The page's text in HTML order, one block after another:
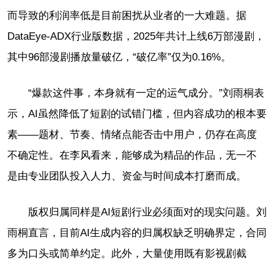
而导致的利润率低是目前困扰从业者的一大难题。据
DataEye-ADX行业版数据，2025年共计上线6万部漫剧，
其中96部漫剧播放量破亿，“破亿率”仅为0.16%。
“爆款这件事，本身就有一定的运气成分。”刘雨桐表
示，AI虽然降低了短剧的试错门槛，但内容成功的根本要
素——题材、节奏、情绪点能否击中用户，仍存在高度
不确定性。在李风看来，能够成为精品的作品，无一不
是由专业团队投入人力、资金与时间成本打磨而成。
版权归属同样是AI短剧行业必须面对的现实问题。刘
雨桐直言，目前AI生成内容的归属权缺乏明确界定，合同
多为口头或简单约定。此外，大量使用既有影视剧截